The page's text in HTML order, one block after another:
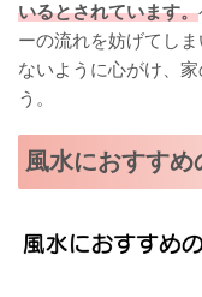
いるとされています。
ーの流れを妨げてし
ないように心がけ、
う。
風水におすすめ